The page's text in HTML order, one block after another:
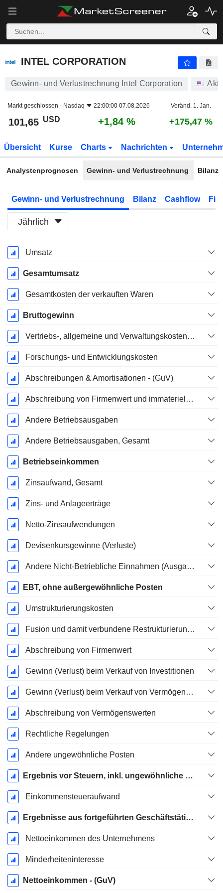
INTEL CORPORATION
INTEL CORPORATION
Gewinn- und Verlustrechnung Intel Corporation
Markt geschlossen - Nasdaq 22:00:00 07.08.2026 Veränd. 1. Jan.
101,65 USD +1,84 % +175,47 %
Übersicht Kurse Charts Nachrichten
Analystenprognosen Gewinn- und Verlustrechnung Bilanz
Gewinn- und Verlustrechnung Bilanz Cashflow
Jährlich
Ende d.
Geschäftsjahres:
Dezember
Umsatz
Gesamtumsatz
Gesamtkosten der verkauften Waren
Bruttogewinn
Vertriebs-, allgemeine und Verwaltungskosten, Gesamt
Forschungs- und Entwicklungskosten
Abschreibungen & Amortisationen - (GuV)
Abschreibung von Firmenwert und immateriellen Vermögenswerten - (GuV)
Andere Betriebsausgaben
Andere Betriebsausgaben, Gesamt
Betriebseinkommen
Zinsaufwand, Gesamt
Zins- und Anlageerträge
Netto-Zinsaufwendungen
Devisenkursgewinne (Verluste)
Andere Nicht-Betriebliche Einnahmen (Ausgaben)
EBT, ohne außergewöhnliche Posten
Umstrukturierungskosten
Fusion und damit verbundene Restrukturierungskosten
Abschreibung von Firmenwert
Gewinn (Verlust) beim Verkauf von Investitionen
Gewinn (Verlust) beim Verkauf von Vermögenswerten
Abschreibung von Vermögenswerten
Rechtliche Regelungen
Andere ungewöhnliche Posten
Ergebnis vor Steuern, inkl. ungewöhnliche Posten
Einkommensteueraufwand
Ergebnisse aus fortgeführten Geschäftstätigkeiten
Nettoeinkommen des Unternehmens
Minderheiteninteresse
Nettoeinkommen - (GuV)